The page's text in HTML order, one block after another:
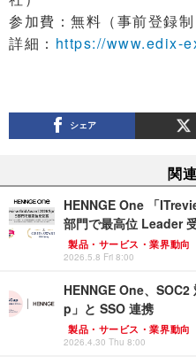
参加費：無料（事前登録制
詳細： https://www.edix-
シェア
関
HENNGE One 「
部門で最高位 Leader
製品・サービス・業界動向
2026.5.8 Fri 8:00
HENNGE One、
p」と SSO 連携
製品・サービス・業界動向
2026.4.30 Thu 8:00